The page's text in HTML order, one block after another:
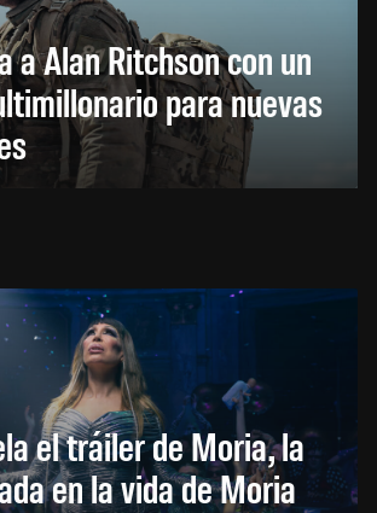
a Alan Ritchson con un
para nuevas
el tráiler de Moria, la
en la vida de Moria